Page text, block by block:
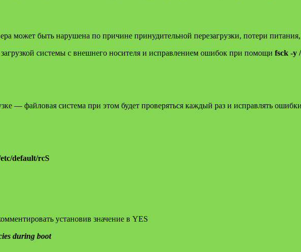
может быть нарушена по причине принудительной перезагрузки, потери
системы с внешнего носителя и исправлением ошибок при помощи fsck -y
— файловая система при этом будет проверяться каждый раз и исправлять
default/rcS
установив значение в YES
during boot